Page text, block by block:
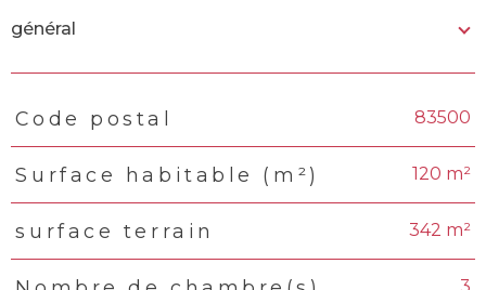
général
TRAD_PAMPERO_Caracteristique
Code postal 83500
Surface habitable (m²) 120 m²
surface terrain 342 m²